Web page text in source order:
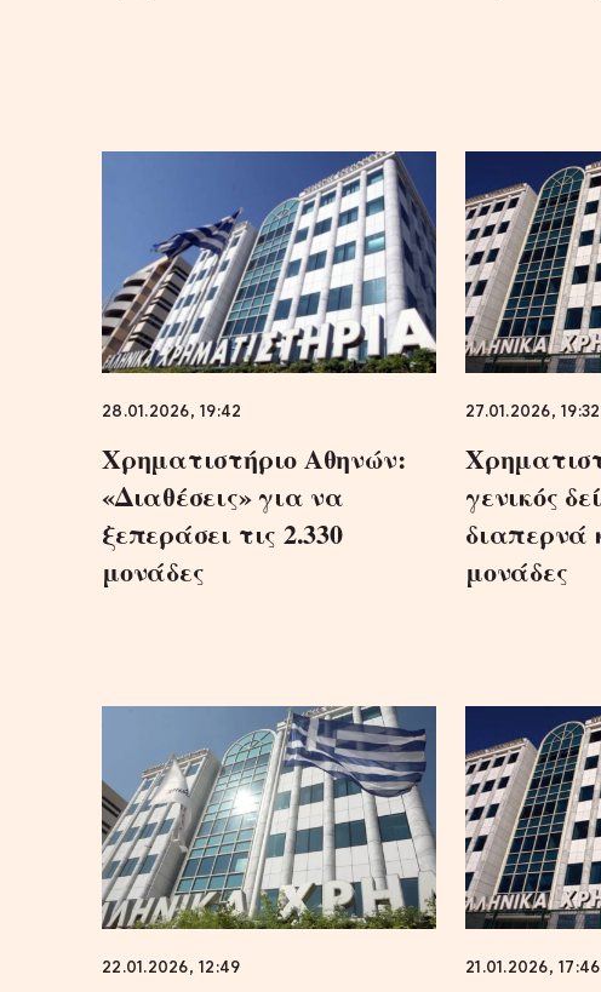
28.01.2026, 19:42
Χρηματιστήριο Αθηνών:
«Διαθέσεις» για να
ξεπεράσει τις 2.330
μονάδες
27.01.2026, 19:32
γενικός
διαπερνά
μονάδες
22.01.2026, 12:49 21.01.2026, 17:46